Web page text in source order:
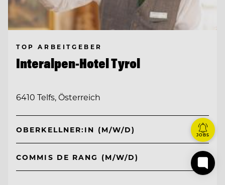
TOP ARBEITGEBER
Interalpen-Hotel Tyrol
6410 Telfs, Österreich
OBERKELLNER:IN (M/W/D)
COMMIS DE RANG (M/W/D)
JOBS